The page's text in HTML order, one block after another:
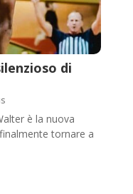
di
è la nuova
tornare a